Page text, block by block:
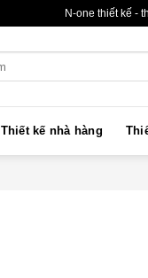
N-one thiết kế -
Thiết kế nhà hàng